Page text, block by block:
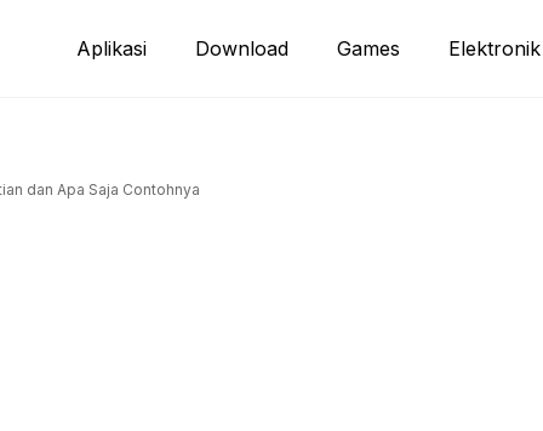
Aplikasi Download Games Elektronik
dan Apa Saja Contohnya